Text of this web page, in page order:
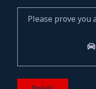
Please prove you